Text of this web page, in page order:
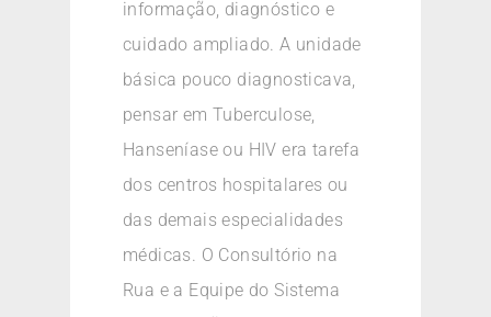
informação, diagnóstico e
cuidado ampliado. A unidade
básica pouco diagnosticava,
pensar em Tuberculose,
Hanseníase ou HIV era tarefa
dos centros hospitalares ou
das demais especialidades
médicas. O Consultório na
Rua e a Equipe do Sistema